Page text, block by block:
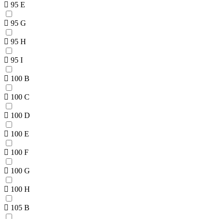
95 E
95 G
95 H
95 I
100 B
100 C
100 D
100 E
100 F
100 G
100 H
105 B